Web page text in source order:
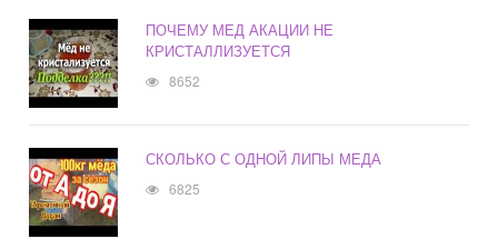
ПОЧЕМУ МЕД АКАЦИИ НЕ
КРИСТАЛЛИЗУЕТСЯ
8652
СКОЛЬКО С ОДНОЙ ЛИПЫ МЕДА
6825